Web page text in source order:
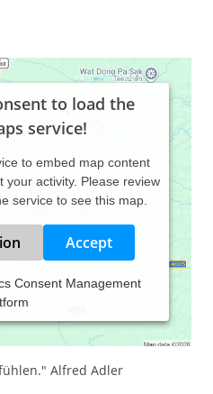
to load the
service!
to embed map content
activity. Please review
service to see this map.
Accept
Consent Management
Alfred Adler